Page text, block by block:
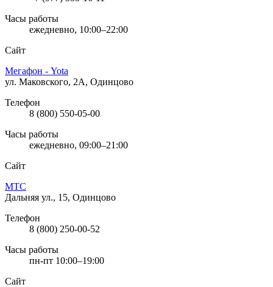
Часы работы
ежедневно, 10:00–22:00
Сайт
Мегафон - Yota
ул. Маковского, 2А, Одинцово
Телефон
8 (800) 550-05-00
Часы работы
ежедневно, 09:00–21:00
Сайт
МТС
Дальняя ул., 15, Одинцово
Телефон
8 (800) 250-00-52
Часы работы
пн-пт 10:00–19:00
Сайт